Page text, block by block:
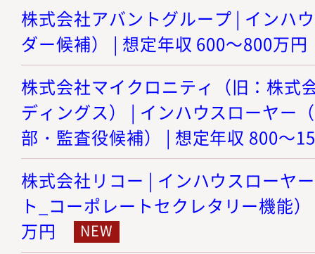
株式会社アバントグループ | インハ
ダー候補） | 想定年収 600～800万円
株式会社マイクロニティ（旧：株式
ディングス） | インハウスローヤー
部・監査役候補） | 想定年収 800～
株式会社リコー | インハウスローヤ
ト_コーポレートセクレタリー機能
万円